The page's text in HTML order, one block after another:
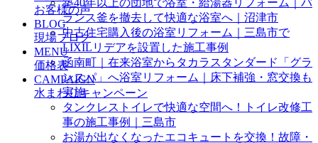
お客様の声
BLOG
現場ブログ
MENU
価格表
CAMPAIGN
水まわりキャンペーン
築40年以上の団地で浴室・給湯器リフォーム｜バ
ランス釜を撤去して快適な浴室へ｜沼津市
中古住宅購入後の浴室リフォーム｜三島市で
LIXILリデアを設置した施工事例
函南町｜在来浴室からタカラスタンダード「グラ
ンスパ」へ浴室リフォーム｜床下補強・窓交換も
実施
タンクレストイレで快適な空間へ！トイレ改修工
事の施工事例｜三島市
お湯が出なくなったエコキュートを交換！故障・